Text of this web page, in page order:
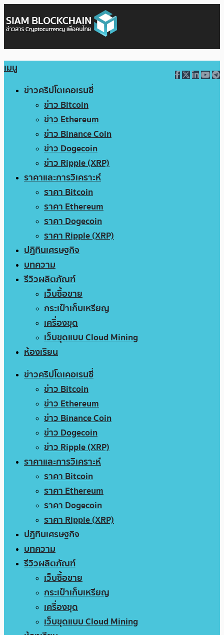
เมนู
ข่าวคริปโตเคอเรนซี่
ข่าว Bitcoin
ข่าว Ethereum
ข่าว Binance Coin
ข่าว Dogecoin
ข่าว Ripple (XRP)
ราคาและการวิเคราะห์
ราคา Bitcoin
ราคา Ethereum
ราคา Dogecoin
ราคา Ripple (XRP)
ปฏิทินเศรษฐกิจ
บทความ
รีวิวผลิตภัณฑ์
เว็บซื้อขาย
กระเป๋าเก็บเหรียญ
เครื่องขุด
เว็บขุดแบบ Cloud Mining
ห้องเรียน
ข่าวคริปโตเคอเรนซี่
ข่าว Bitcoin
ข่าว Ethereum
ข่าว Binance Coin
ข่าว Dogecoin
ข่าว Ripple (XRP)
ราคาและการวิเคราะห์
ราคา Bitcoin
ราคา Ethereum
ราคา Dogecoin
ราคา Ripple (XRP)
ปฏิทินเศรษฐกิจ
บทความ
รีวิวผลิตภัณฑ์
เว็บซื้อขาย
กระเป๋าเก็บเหรียญ
เครื่องขุด
เว็บขุดแบบ Cloud Mining